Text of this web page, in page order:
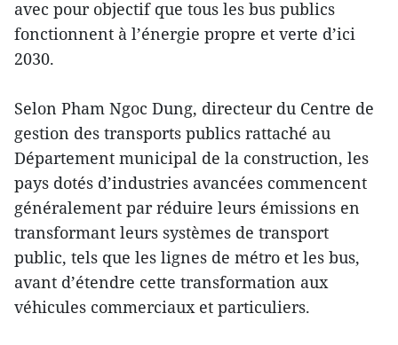
avec pour objectif que tous les bus publics
fonctionnent à l’énergie propre et verte d’ici
2030.
Selon Pham Ngoc Dung, directeur du Centre de
gestion des transports publics rattaché au
Département municipal de la construction, les
pays dotés d’industries avancées commencent
généralement par réduire leurs émissions en
transformant leurs systèmes de transport
public, tels que les lignes de métro et les bus,
avant d’étendre cette transformation aux
véhicules commerciaux et particuliers.